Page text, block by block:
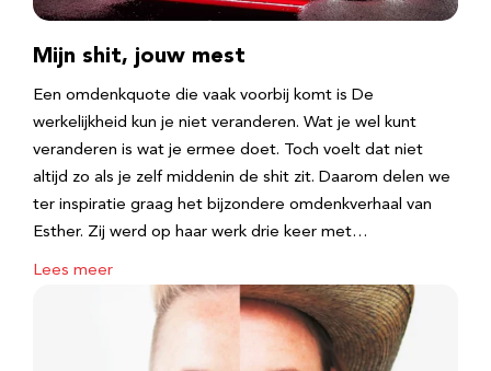
Mijn shit, jouw mest
Een omdenkquote die vaak voorbij komt is De
werkelijkheid kun je niet veranderen. Wat je wel kunt
veranderen is wat je ermee doet. Toch voelt dat niet
altijd zo als je zelf middenin de shit zit. Daarom delen we
ter inspiratie graag het bijzondere omdenkverhaal van
Esther. Zij werd op haar werk drie keer met…
Lees meer